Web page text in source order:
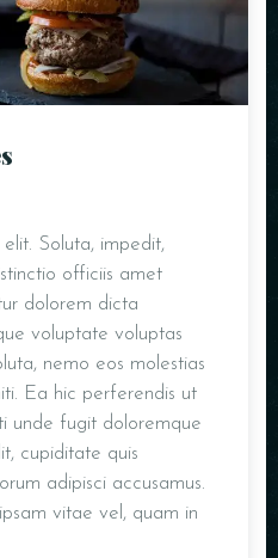
Soluta, impedit,
officiis amet
dolorem dicta
voluptate voluptas
nemo eos molestias
Ea hic perferendis ut
unde fugit doloremque
cupiditate quis
adipisci accusamus.
vitae vel, quam in